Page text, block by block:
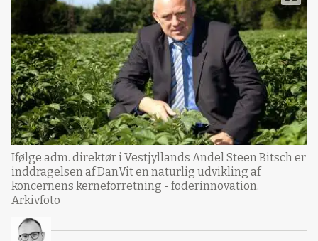
Ifølge adm. direktør i Vestjyllands Andel Steen Bitsch er
inddragelsen af DanVit en naturlig udvikling af
koncernens kerneforretning - foderinnovation.
Arkivfoto